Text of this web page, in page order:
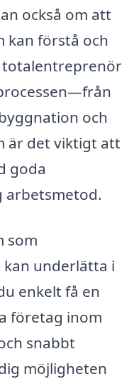
också om att
kan förstå och
totalentreprenör
och
är det viktigt att
goda
arbetsmetod.
som
underlätta i
enkelt få en
företag inom
snabbt
möjligheten